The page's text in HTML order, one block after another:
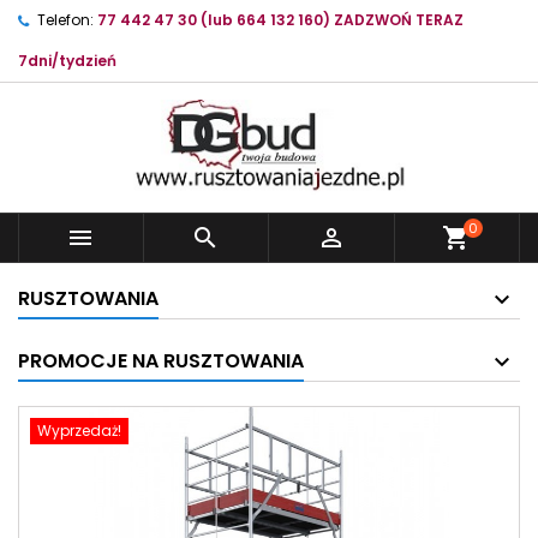
Telefon: 77 442 47 30 (lub 664 132 160) ZADZWOŃ TERAZ
7dni/tydzień
   shopping_cart0
RUSZTOWANIA
PROMOCJE NA RUSZTOWANIA
Wyprzedaż!